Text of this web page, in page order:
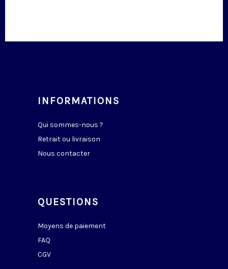
INFORMATIONS
Qui sommes-nous ?
Retrait ou livraison
Nous contacter
QUESTIONS
Moyens de paiement
FAQ
CGV